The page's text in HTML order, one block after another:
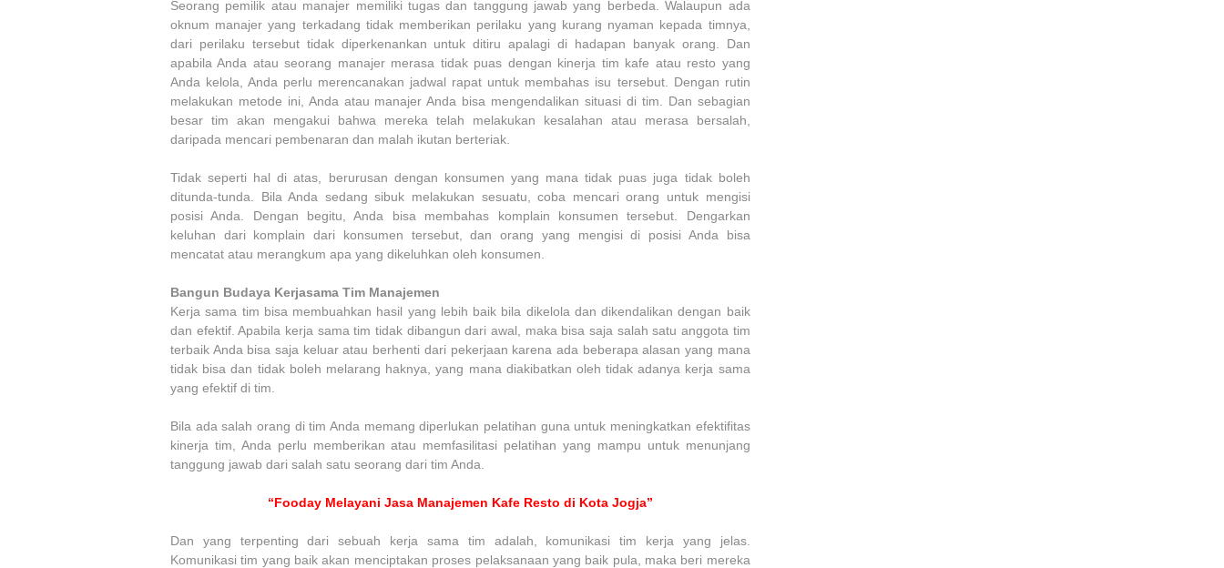
Seorang pemilik atau manajer memiliki tugas dan tanggung jawab yang berbeda. Walaupun ada
oknum manajer yang terkadang tidak memberikan perilaku yang kurang nyaman kepada timnya,
dari perilaku tersebut tidak diperkenankan untuk ditiru apalagi di hadapan banyak orang. Dan
apabila Anda atau seorang manajer merasa tidak puas dengan kinerja tim kafe atau resto yang
Anda kelola, Anda perlu merencanakan jadwal rapat untuk membahas isu tersebut. Dengan rutin
melakukan metode ini, Anda atau manajer Anda bisa mengendalikan situasi di tim. Dan sebagian
besar tim akan mengakui bahwa mereka telah melakukan kesalahan atau merasa bersalah,
daripada mencari pembenaran dan malah ikutan berteriak.
Tidak seperti hal di atas, berurusan dengan konsumen yang mana tidak puas juga tidak boleh
ditunda-tunda. Bila Anda sedang sibuk melakukan sesuatu, coba mencari orang untuk mengisi
posisi Anda. Dengan begitu, Anda bisa membahas komplain konsumen tersebut. Dengarkan
keluhan dari komplain dari konsumen tersebut, dan orang yang mengisi di posisi Anda bisa
mencatat atau merangkum apa yang dikeluhkan oleh konsumen.
Bangun Budaya Kerjasama Tim Manajemen
Kerja sama tim bisa membuahkan hasil yang lebih baik bila dikelola dan dikendalikan dengan baik
dan efektif. Apabila kerja sama tim tidak dibangun dari awal, maka bisa saja salah satu anggota tim
terbaik Anda bisa saja keluar atau berhenti dari pekerjaan karena ada beberapa alasan yang mana
tidak bisa dan tidak boleh melarang haknya, yang mana diakibatkan oleh tidak adanya kerja sama
yang efektif di tim.
Bila ada salah orang di tim Anda memang diperlukan pelatihan guna untuk meningkatkan efektifitas
kinerja tim, Anda perlu memberikan atau memfasilitasi pelatihan yang mampu untuk menunjang
tanggung jawab dari salah satu seorang dari tim Anda.
“Fooday Melayani Jasa Manajemen Kafe Resto di Kota Jogja”
Dan yang terpenting dari sebuah kerja sama tim adalah, komunikasi tim kerja yang jelas.
Komunikasi tim yang baik akan menciptakan proses pelaksanaan yang baik pula, maka beri mereka